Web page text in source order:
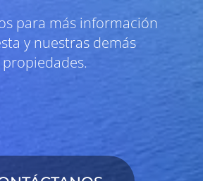
para más información
y nuestras demás
propiedades.